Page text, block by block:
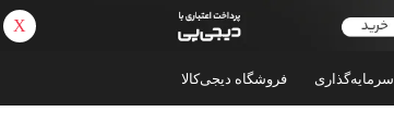
سرمایه‌گذاری فروشگاه دیجی‌کالا
X